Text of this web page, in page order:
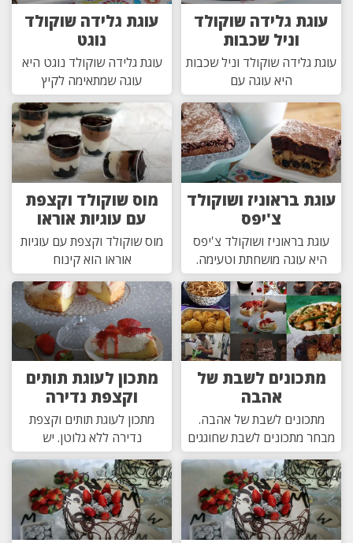
עוגת גלידה שוקולד
וניל שכבות
עוגת גלידה שוקולד וניל שכבות
היא עוגה עם
עוגת גלידה שוקולד
נוגט
עוגת גלידה שוקולד נוגט היא
עוגה שמתאימה לקיץ
עוגת בראוניז ושוקולד
צ'יפס
עוגת בראוניז ושוקולד צ'יפס
היא עוגה מושחתת וטעימה.
מוס שוקולד וקצפת
עם עוגיות אוראו
מוס שוקולד וקצפת עם עוגיות
אוראו הוא קינוח
מתכונים לשבת של
אהבה
מתכונים לשבת של אהבה.
מבחר מתכונים לשבת שחוגגים
מתכון לעוגת תותים
וקצפת נדירה
מתכון לעוגת תותים וקצפת
נדירה ללא גלוטן. יש